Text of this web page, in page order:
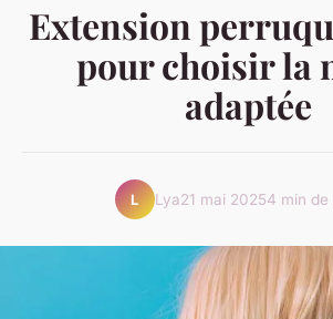
Extension
pour choisir la
adaptée
L Lya21 mai 20254 min de